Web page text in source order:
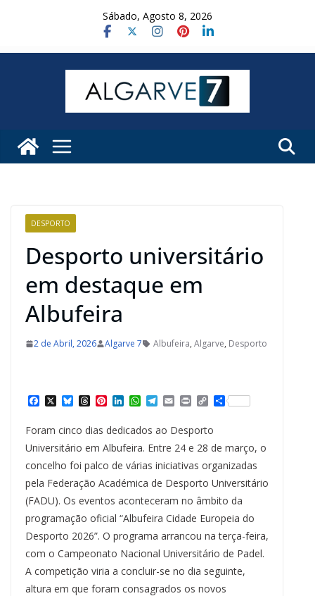
Sábado, Agosto 8, 2026
DESPORTO
Desporto universitário
em destaque em
Albufeira
2 de Abril, 2026 Algarve 7 Albufeira, Algarve, Desporto
e
b
o
k
X B
e
s
y
T
r
e
a
s
P
n
t
e
e
s
t
L
n
k
e
I
n
W
t
s
p
p
T
e
g
a
m
E
a
i
l
P
n
t
C
y
L
n
k
S
e
Foram cinco dias dedicados ao Desporto
Universitário em Albufeira. Entre 24 e 28 de março, o
concelho foi palco de várias iniciativas organizadas
pela Federação Académica de Desporto Universitário
(FADU). Os eventos aconteceram no âmbito da
programação oficial “Albufeira Cidade Europeia do
Desporto 2026”. O programa arrancou na terça-feira,
com o Campeonato Nacional Universitário de Padel.
A competição viria a concluir-se no dia seguinte,
altura em que foram consagrados os novos